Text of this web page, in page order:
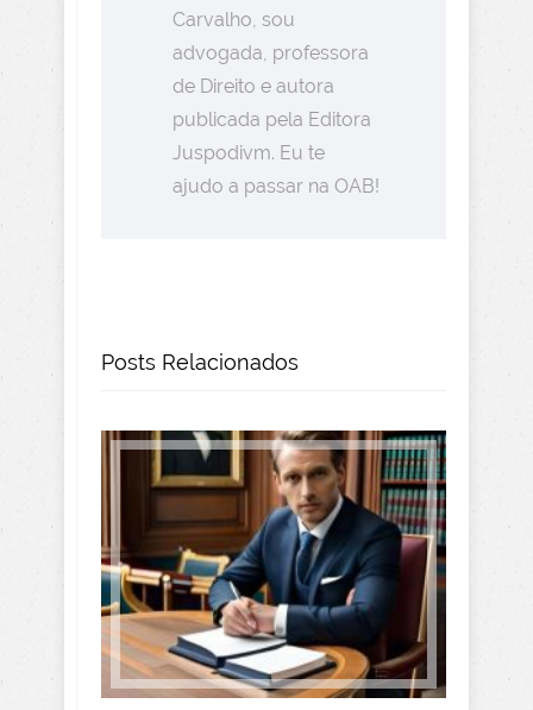
Carvalho, sou
advogada, professora
de Direito e autora
publicada pela Editora
Juspodivm. Eu te
ajudo a passar na OAB!
Posts Relacionados